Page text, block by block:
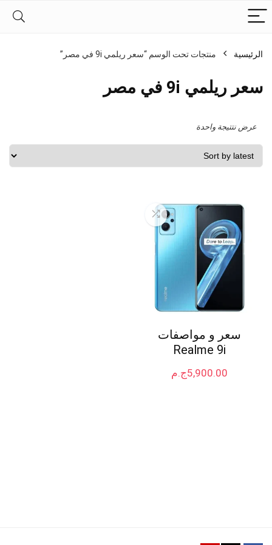
الرئيسية منتجات تحت الوسم “سعر ريلمي 9i في مصر”
سعر ريلمي 9i في مصر
عرض نتتيجة واحدة
سعر و مواصفات
Realme 9i
ج.م5,900.00